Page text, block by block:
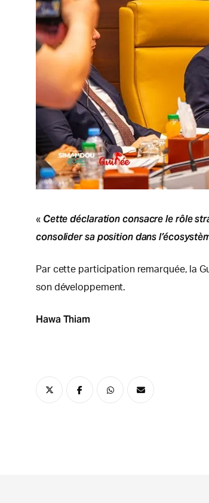
« Cette déclaration consacre le rôle
consolider sa position dans
Par cette participation remarquée, la
son développement.
Hawa Thiam